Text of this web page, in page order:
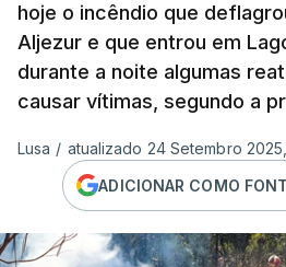
hoje o incêndio que
Aljezur e que entrou em
durante a noite algumas
causar vítimas, segundo a
Lusa / atualizado 24 Setembro
ADICIONAR COMO